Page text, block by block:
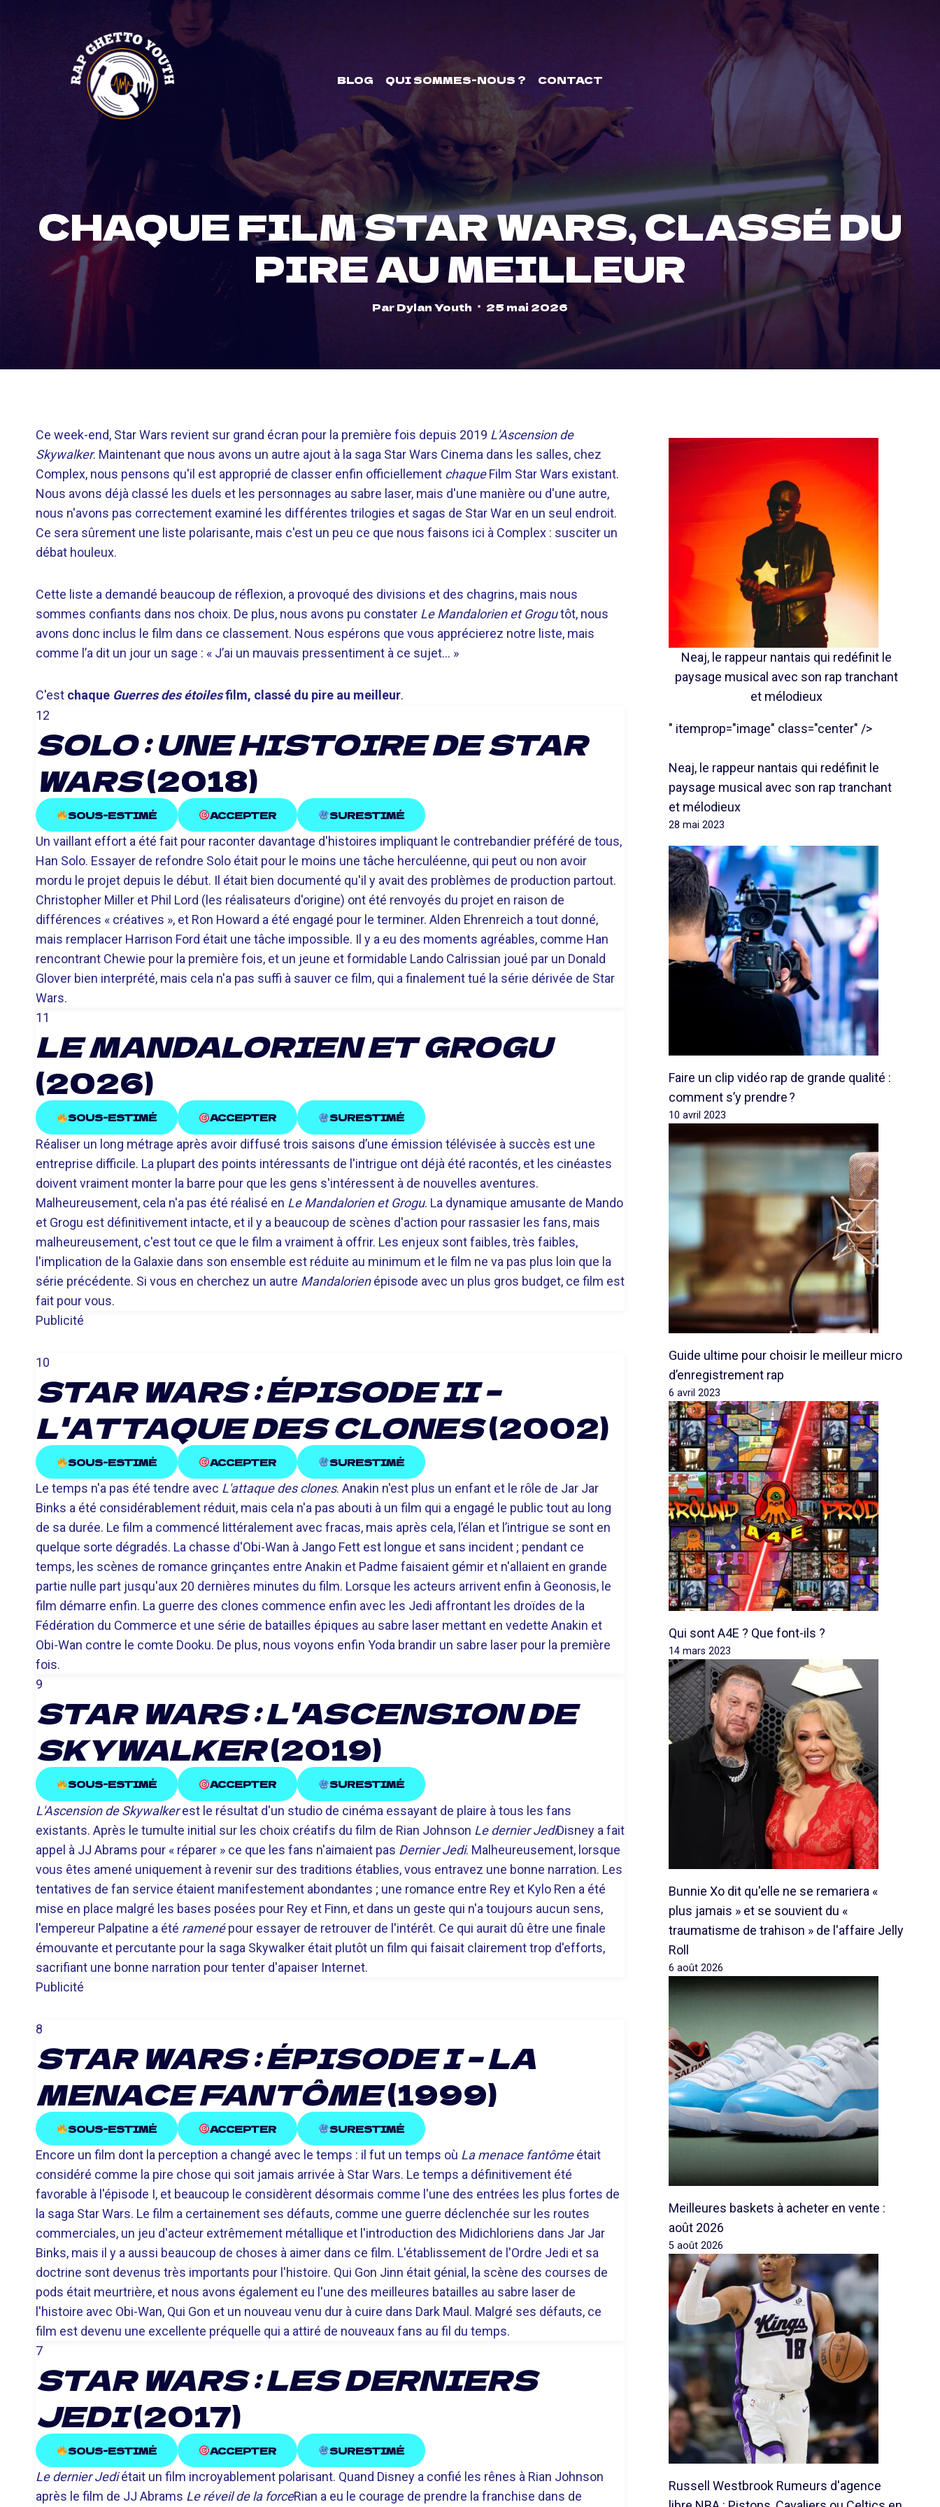
BLOG QUI SOMMES-NOUS ? CONTACT
CHAQUE FILM STAR WARS, CLASSÉ DU
PIRE AU MEILLEUR
ParDylan Youth 25 mai 2026
Ce week-end, Star Wars revient sur grand écran pour la première fois depuis 2019 L'Ascension de
Skywalker. Maintenant que nous avons un autre ajout à la saga Star Wars Cinema dans les salles, chez
Complex, nous pensons qu'il est approprié de classer enfin officiellement chaqueFilm Star Wars existant.
Nous avons déjà classé les duels et les personnages au sabre laser, mais d'une manière ou d'une autre,
nous n'avons pas correctement examiné les différentes trilogies et sagas de Star War en un seul endroit.
Ce sera sûrement une liste polarisante, mais c'est un peu ce que nous faisons ici à Complex : susciter un
débat houleux.
Cette liste a demandé beaucoup de réflexion, a provoqué des divisions et des chagrins, mais nous
sommes confiants dans nos choix. De plus, nous avons pu constater Le Mandalorien et Grogutôt, nous
avons donc inclus le film dans ce classement. Nous espérons que vous apprécierez notre liste, mais
comme l’a dit un jour un sage : « J’ai un mauvais pressentiment à ce sujet… »
C'est chaque Guerres des étoilesfilm, classé du pire au meilleur.
12
SOLO : UNE HISTOIRE DE STAR
WARS(2018)
SOUS-ESTIMÉ ACCEPTER SURESTIMÉ
Un vaillant effort a été fait pour raconter davantage d'histoires impliquant le contrebandier préféré de tous,
Han Solo. Essayer de refondre Solo était pour le moins une tâche herculéenne, qui peut ou non avoir
mordu le projet depuis le début. Il était bien documenté qu'il y avait des problèmes de production partout.
Christopher Miller et Phil Lord (les réalisateurs d'origine) ont été renvoyés du projet en raison de
différences « créatives », et Ron Howard a été engagé pour le terminer. Alden Ehrenreich a tout donné,
mais remplacer Harrison Ford était une tâche impossible. Il y a eu des moments agréables, comme Han
rencontrant Chewie pour la première fois, et un jeune et formidable Lando Calrissian joué par un Donald
Glover bien interprété, mais cela n'a pas suffi à sauver ce film, qui a finalement tué la série dérivée de Star
Wars.
11
LE MANDALORIEN ET GROGU
(2026)
SOUS-ESTIMÉ ACCEPTER SURESTIMÉ
Réaliser un long métrage après avoir diffusé trois saisons d’une émission télévisée à succès est une
entreprise difficile. La plupart des points intéressants de l'intrigue ont déjà été racontés, et les cinéastes
doivent vraiment monter la barre pour que les gens s'intéressent à de nouvelles aventures.
Malheureusement, cela n'a pas été réalisé en Le Mandalorien et Grogu. La dynamique amusante de Mando
et Grogu est définitivement intacte, et il y a beaucoup de scènes d'action pour rassasier les fans, mais
malheureusement, c'est tout ce que le film a vraiment à offrir. Les enjeux sont faibles, très faibles,
l'implication de la Galaxie dans son ensemble est réduite au minimum et le film ne va pas plus loin que la
série précédente. Si vous en cherchez un autre Mandalorienépisode avec un plus gros budget, ce film est
fait pour vous.
Publicité
10
STAR WARS : ÉPISODE II –
L'ATTAQUE DES CLONES(2002)
SOUS-ESTIMÉ ACCEPTER SURESTIMÉ
Le temps n'a pas été tendre avec L'attaque des clones. Anakin n'est plus un enfant et le rôle de Jar Jar
Binks a été considérablement réduit, mais cela n'a pas abouti à un film qui a engagé le public tout au long
de sa durée. Le film a commencé littéralement avec fracas, mais après cela, l’élan et l’intrigue se sont en
quelque sorte dégradés. La chasse d'Obi-Wan à Jango Fett est longue et sans incident ; pendant ce
temps, les scènes de romance grinçantes entre Anakin et Padme faisaient gémir et n'allaient en grande
partie nulle part jusqu'aux 20 dernières minutes du film. Lorsque les acteurs arrivent enfin à Geonosis, le
film démarre enfin. La guerre des clones commence enfin avec les Jedi affrontant les droïdes de la
Fédération du Commerce et une série de batailles épiques au sabre laser mettant en vedette Anakin et
Obi-Wan contre le comte Dooku. De plus, nous voyons enfin Yoda brandir un sabre laser pour la première
fois.
9
STAR WARS : L'ASCENSION DE
SKYWALKER(2019)
SOUS-ESTIMÉ ACCEPTER SURESTIMÉ
L'Ascension de Skywalkerest le résultat d'un studio de cinéma essayant de plaire à tous les fans
existants. Après le tumulte initial sur les choix créatifs du film de Rian Johnson Le dernier JediDisney a fait
appel à JJ Abrams pour « réparer » ce que les fans n'aimaient pas Dernier Jedi. Malheureusement, lorsque
vous êtes amené uniquement à revenir sur des traditions établies, vous entravez une bonne narration. Les
tentatives de fan service étaient manifestement abondantes ; une romance entre Rey et Kylo Ren a été
mise en place malgré les bases posées pour Rey et Finn, et dans un geste qui n'a toujours aucun sens,
l'empereur Palpatine a été ramenépour essayer de retrouver de l'intérêt. Ce qui aurait dû être une finale
émouvante et percutante pour la saga Skywalker était plutôt un film qui faisait clairement trop d'efforts,
sacrifiant une bonne narration pour tenter d'apaiser Internet.
Publicité
8
STAR WARS : ÉPISODE I – LA
MENACE FANTÔME(1999)
SOUS-ESTIMÉ ACCEPTER SURESTIMÉ
Encore un film dont la perception a changé avec le temps : il fut un temps où La menace fantômeétait
considéré comme la pire chose qui soit jamais arrivée à Star Wars. Le temps a définitivement été
favorable à l'épisode I, et beaucoup le considèrent désormais comme l'une des entrées les plus fortes de
la saga Star Wars. Le film a certainement ses défauts, comme une guerre déclenchée sur les routes
commerciales, un jeu d'acteur extrêmement métallique et l'introduction des Midichloriens dans Jar Jar
Binks, mais il y a aussi beaucoup de choses à aimer dans ce film. L'établissement de l'Ordre Jedi et sa
doctrine sont devenus très importants pour l'histoire. Qui Gon Jinn était génial, la scène des courses de
pods était meurtrière, et nous avons également eu l'une des meilleures batailles au sabre laser de
l'histoire avec Obi-Wan, Qui Gon et un nouveau venu dur à cuire dans Dark Maul. Malgré ses défauts, ce
film est devenu une excellente préquelle qui a attiré de nouveaux fans au fil du temps.
7
STAR WARS : LES DERNIERS
JEDI(2017)
SOUS-ESTIMÉ ACCEPTER SURESTIMÉ
Le dernier Jediétait un film incroyablement polarisant. Quand Disney a confié les rênes à Rian Johnson
après le film de JJ Abrams Le réveil de la forceRian a eu le courage de prendre la franchise dans de
Neaj, le rappeur nantais qui redéfinit le
paysage musical avec son rap tranchant
et mélodieux
" itemprop="image" class="center" />
Neaj, le rappeur nantais qui redéfinit le
paysage musical avec son rap tranchant
et mélodieux
28 mai 2023
Faire un clip vidéo rap de grande qualité :
comment s’y prendre ?
10 avril 2023
Guide ultime pour choisir le meilleur micro
d’enregistrement rap
6 avril 2023
Qui sont A4E ? Que font-ils ?
14 mars 2023
Bunnie Xo dit qu'elle ne se remariera «
plus jamais » et se souvient du «
traumatisme de trahison » de l'affaire Jelly
Roll
6 août 2026
Meilleures baskets à acheter en vente :
août 2026
5 août 2026
Russell Westbrook Rumeurs d'agence